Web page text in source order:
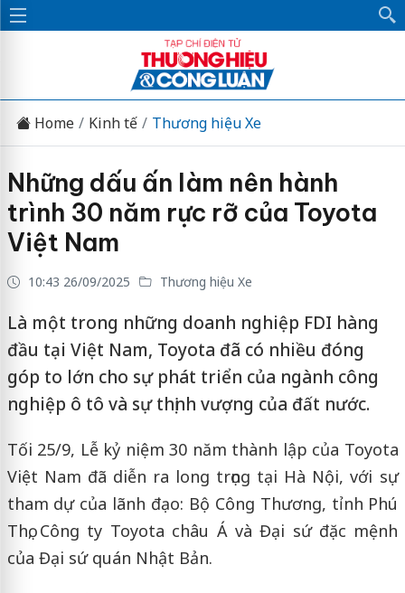
Home Kinh tế Thương hiệu Xe
Những dấu ấn làm nên hành
trình 30 năm rực rỡ của Toyota
Việt Nam
10:43 26/09/2025 Thương hiệu Xe
Là một trong những doanh nghiệp FDI hàng
đầu tại Việt Nam, Toyota đã có nhiều đóng
góp to lớn cho sự phát triển của ngành công
nghiệp ô tô và sự thịnh vượng của đất nước.
Tối 25/9, Lễ kỷ niệm 30 năm thành lập của Toyota
Việt Nam đã diễn ra long trọng tại Hà Nội, với sự
tham dự của lãnh đạo: Bộ Công Thương, tỉnh Phú
Thọ, Công ty Toyota châu Á và Đại sứ đặc mệnh
của Đại sứ quán Nhật Bản.